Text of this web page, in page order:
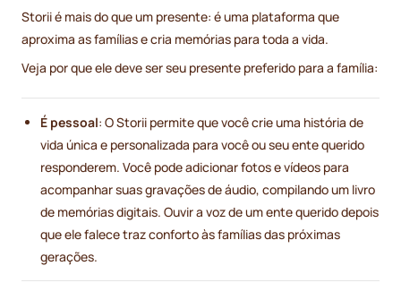
Storii é mais do que um presente: é uma plataforma que
aproxima as famílias e cria memórias para toda a vida.
Veja por que ele deve ser seu presente preferido para a família:
É pessoal: O Storii permite que você crie uma história de
vida única e personalizada para você ou seu ente querido
responderem. Você pode adicionar fotos e vídeos para
acompanhar suas gravações de áudio, compilando um livro
de memórias digitais. Ouvir a voz de um ente querido depois
que ele falece traz conforto às famílias das próximas
gerações.